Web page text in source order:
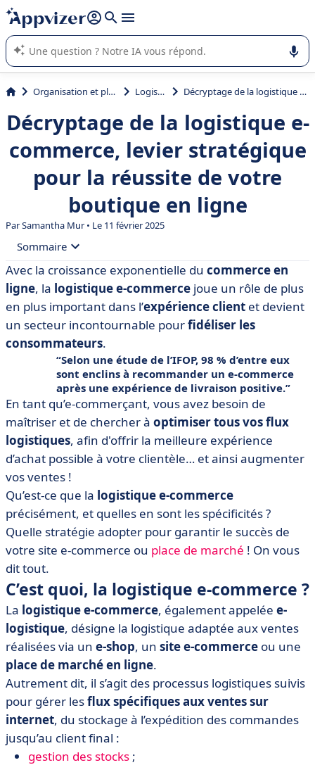
répondre (plusieurs lignes avec
L'IA de Appvizer vous guide dans l'utilisation ou la sélection de
logiciel SaaS en entreprise.
Organisation et planification Logistique Décryptage de la logistique e-commerce, levier stratégique pour la réussite de votre boutique en ligne
Décryptage de la logistique e-
commerce, levier stratégique
pour la réussite de votre
boutique en ligne
ParSamantha Mur• Le 11 février 2025
Sommaire
• C’est quoi, la logistique e-commerce ?
• Pourquoi la logistique e-commerce est-elle
importante ?
• Quelles sont les spécificités de la logistique e-
commerce ?
• Les 5 opérations clés d’une logistique e-commerce
optimale
• Quels outils et prestataires choisir pour optimiser
votre logistique e-commerce ?
• Logistique e-commerce : que retenir ?
Avec la croissance exponentielle du commerce en
ligne, la logistique e-commerce joue un rôle de plus
en plus important dans l’expérience client et devient
un secteur incontournable pourfidéliser les
consommateurs.
Selon une étude de l’IFOP, 98 % d’entre eux
sont enclins à recommander un e-commerce
après une expérience de livraison positive.
En tant qu’e-commerçant, vous avez besoin de
maîtriser et de chercher à optimiser tous vos flux
logistiques, afin d'offrir la meilleure expérience
d’achat possible à votre clientèle… et ainsi augmenter
vos ventes !
Qu’est-ce que la logistique e-commerce
précisément, et quelles en sont les spécificités ?
Quelle stratégie adopter pour garantir le succès de
votre site e-commerce ou place de marché ! On vous
dit tout.
C’est quoi, la logistique e-commerce ?
La logistique e-commerce, également appelée e-
logistique, désigne la logistique adaptée aux ventes
réalisées via un e-shop, un site e-commerce ou une
place de marché en ligne.
Autrement dit, il s’agit des processus logistiques suivis
pour gérer lesflux spécifiques aux ventes sur
internet, du stockage à l’expédition des commandes
jusqu’au client final :
gestion des stocks ;